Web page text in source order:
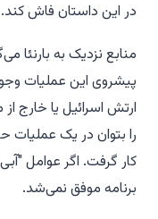
در این داستان فاش کند.
منابع نزدیک به بارنئا
پیشروی این عملیات
ارتش اسرائیل یا خارج
را بتوان در یک عملیات
کار گرفت. اگر عوامل
برنامه موفق نمی‌شد.